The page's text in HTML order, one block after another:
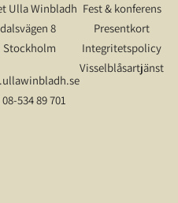
Ulla Winbladh
8
Stockholm
534 89 701
Fest & konferens
Presentkort
Integritetspolicy
Visselblåsartjänst